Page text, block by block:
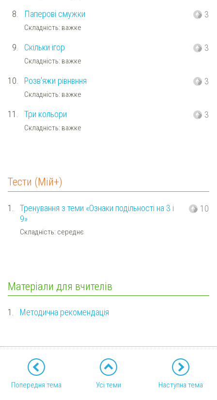
8. Паперові смужки
Складність: важке
3
9. Скільки ігор
Складність: важке
3
10. Розв'яжи рівнвння
Складність: важке
3
11. Три кольори
Складність: важке
3
Тести (Мій+)
1.
Тренування з теми «Ознаки подільності на 3 і
9»
Складність: середнє
10
Матеріали для вчителів
1. Методична рекомендація
Попередня тема Усі теми Наступна тема